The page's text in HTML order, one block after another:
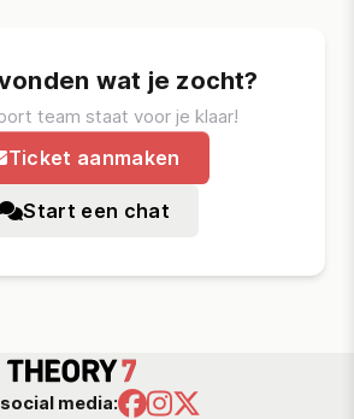
wat je zocht?
team staat voor je klaar!
Ticket aanmaken
Start een chat
media: